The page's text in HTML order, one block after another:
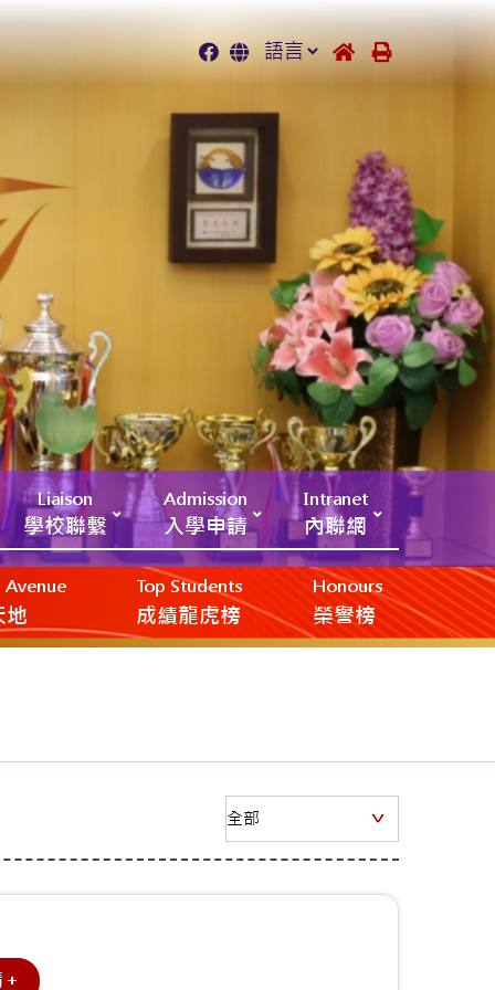
Liaison
學校聯繫
Admission
入學申請
Intranet
內聯網
地
Top Students
成績龍虎榜
Honours
榮譽榜